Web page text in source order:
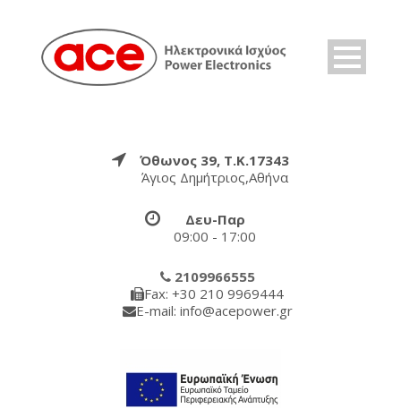
Όθωνος 39, Τ.Κ.17343
Άγιος Δημήτριος,Αθήνα
Δευ-Παρ
09:00 - 17:00
2109966555
Fax: +30 210 9969444
E-mail: info@acepower.gr